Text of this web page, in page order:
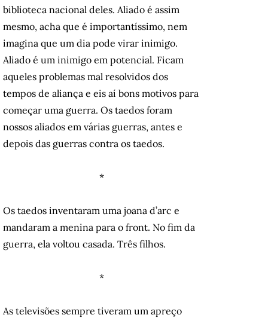
biblioteca nacional deles. Aliado é assim
mesmo, acha que é importantíssimo, nem
imagina que um dia pode virar inimigo.
Aliado é um inimigo em potencial. Ficam
aqueles problemas mal resolvidos dos
tempos de aliança e eis aí bons motivos para
começar uma guerra. Os taedos foram
nossos aliados em várias guerras, antes e
depois das guerras contra os taedos.
*
Os taedos inventaram uma joana d’arc e
mandaram a menina para o front. No fim da
guerra, ela voltou casada. Três filhos.
*
As televisões sempre tiveram um apreço